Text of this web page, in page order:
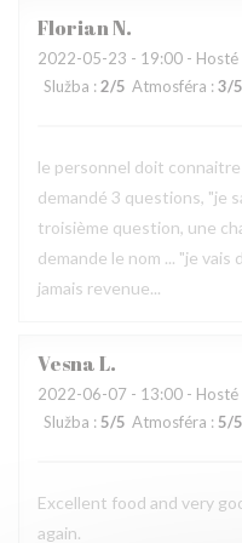
FlorianN
2022-05-23 - 19:00 - Hosté
Služba : 2/5 Atmosféra : 3/5
le personnel doit
demandé 3 questions, "je
troisième question, une
demande le nom ... "je vais
jamais revenue...
VesnaL
2022-06-07 - 13:00 - Hosté
Služba : 5/5 Atmosféra : 5/5
Excellent food and very
again.